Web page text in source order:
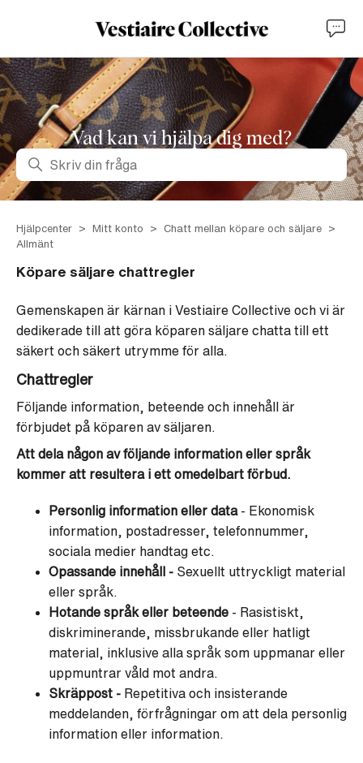
Vad kan vi hjälpa dig med?
Sök
Hjälpcenter Mitt konto
Chatt mellan köpare och säljare
Allmänt
Köpare säljare chattregler
Gemenskapen är kärnan i Vestiaire Collective och vi är
dedikerade till att göra köparen säljare chatta till ett
säkert och säkert utrymme för alla.
Chattregler
Följande information, beteende och innehåll är
förbjudet på köparen av säljaren.
Att dela någon av följande information eller språk
kommer att resultera i ett omedelbart förbud.
Personlig information eller data - Ekonomisk
information, postadresser, telefonnummer,
sociala medier handtag etc.
Opassande innehåll - Sexuellt uttryckligt material
eller språk.
Hotande språk eller beteende - Rasistiskt,
diskriminerande, missbrukande eller hatligt
material, inklusive alla språk som uppmanar eller
uppmuntrar våld mot andra.
Skräppost - Repetitiva och insisterande
meddelanden, förfrågningar om att dela personlig
information eller information.